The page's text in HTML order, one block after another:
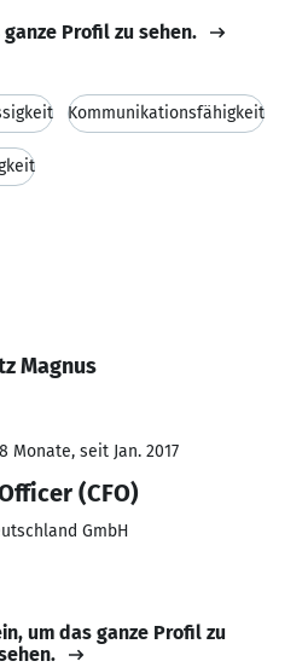
Profil zu sehen.
Kommunikationsfähigkeit
Magnus
Monate, seit Jan. 2017
(CFO)
GmbH
um das ganze Profil zu